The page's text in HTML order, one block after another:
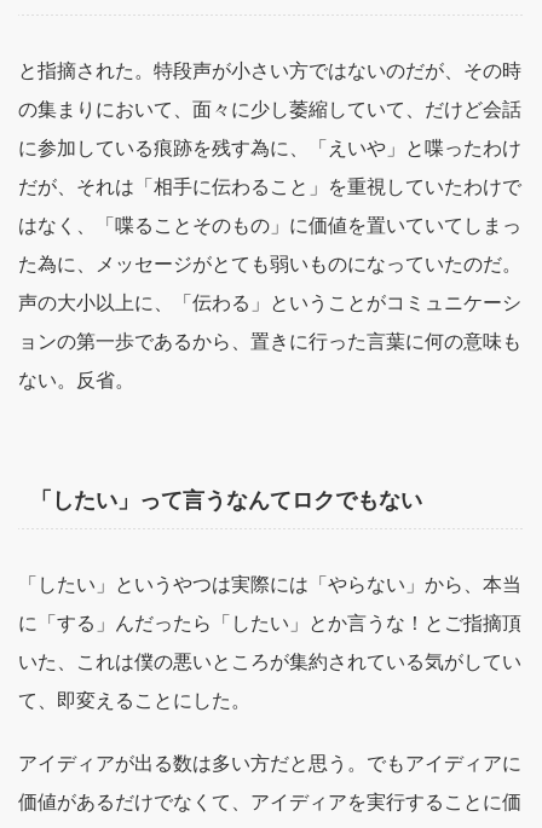
と指摘された。特段声が小さい方ではないのだが、その時
の集まりにおいて、面々に少し萎縮していて、だけど会話
に参加している痕跡を残す為に、「えいや」と喋ったわけ
だが、それは「相手に伝わること」を重視していたわけで
はなく、「喋ることそのもの」に価値を置いていてしまっ
た為に、メッセージがとても弱いものになっていたのだ。
声の大小以上に、「伝わる」ということがコミュニケーシ
ョンの第一歩であるから、置きに行った言葉に何の意味も
ない。反省。
「したい」って言うなんてロクでもない
「したい」というやつは実際には「やらない」から、本当
に「する」んだったら「したい」とか言うな！とご指摘頂
いた、これは僕の悪いところが集約されている気がしてい
て、即変えることにした。
アイディアが出る数は多い方だと思う。でもアイディアに
価値があるだけでなくて、アイディアを実行することに価